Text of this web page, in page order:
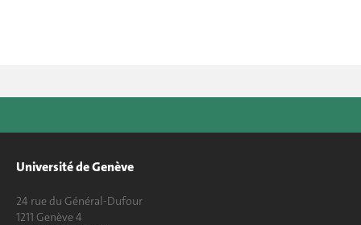
Université de Genève
24 rue du Général-Dufour
1211 Genève 4